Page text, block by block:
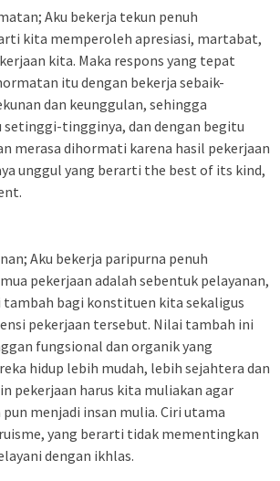
Aku bekerja tekun penuh
kita memperoleh apresiasi, martabat,
kita. Maka respons yang tepat
itu dengan bekerja sebaik-
dan keunggulan, sehingga
tingginya, dan dengan begitu
merasa dihormati karena hasil pekerjaan
unggul yang berarti the best of its kind,
Aku bekerja paripurna penuh
pekerjaan adalah sebentuk pelayanan,
bagi konstituen kita sekaligus
pekerjaan tersebut. Nilai tambah ini
fungsional dan organik yang
hidup lebih mudah, lebih sejahtera dan
pekerjaan harus kita muliakan agar
menjadi insan mulia. Ciri utama
yang berarti tidak mementingkan
dengan ikhlas.